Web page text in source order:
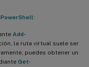
PowerShell:
Add-
la ruta virtual suele ser
puedes obtener un
Get-